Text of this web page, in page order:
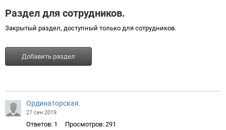
Раздел для сотрудников.
Закрытый раздел, доступный только для сотрудников.
Добавить раздел
Ординаторская.
27 сен 2019
Ответов: 1 Просмотров: 291